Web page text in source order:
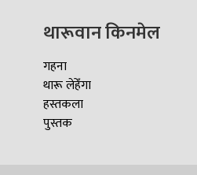
थारूवान किनमेल
गहना
थारू लेहेँगा
हस्तकला
पुस्तक